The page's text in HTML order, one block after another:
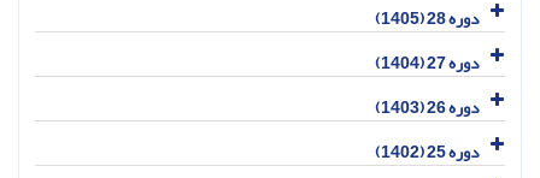
دوره 28 (1405)
دوره 27 (1404)
دوره 26 (1403)
دوره 25 (1402)